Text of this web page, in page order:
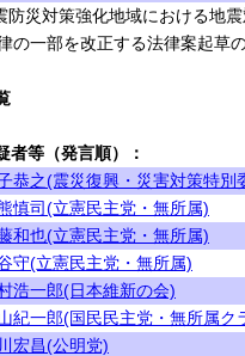
防災対策強化地域における地
の一部を改正する法律案起草
者等（発言順）：
恭之(震災復興・災害対策特別
慎司(立憲民主党・無所属)
和也(立憲民主党・無所属)
守(立憲民主党・無所属)
浩一郎(日本維新の会)
紀一郎(国民民主党・無所属ク
宏昌(公明党)